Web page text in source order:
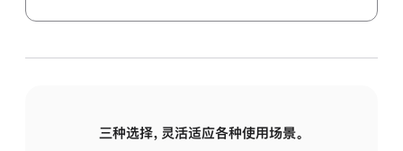
三种选择，灵活适应各种使用场景。